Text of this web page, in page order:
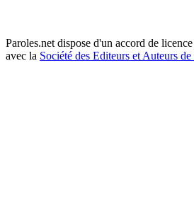
Paroles.net dispose d'un accord de
avec la Société des Editeurs et Auteurs